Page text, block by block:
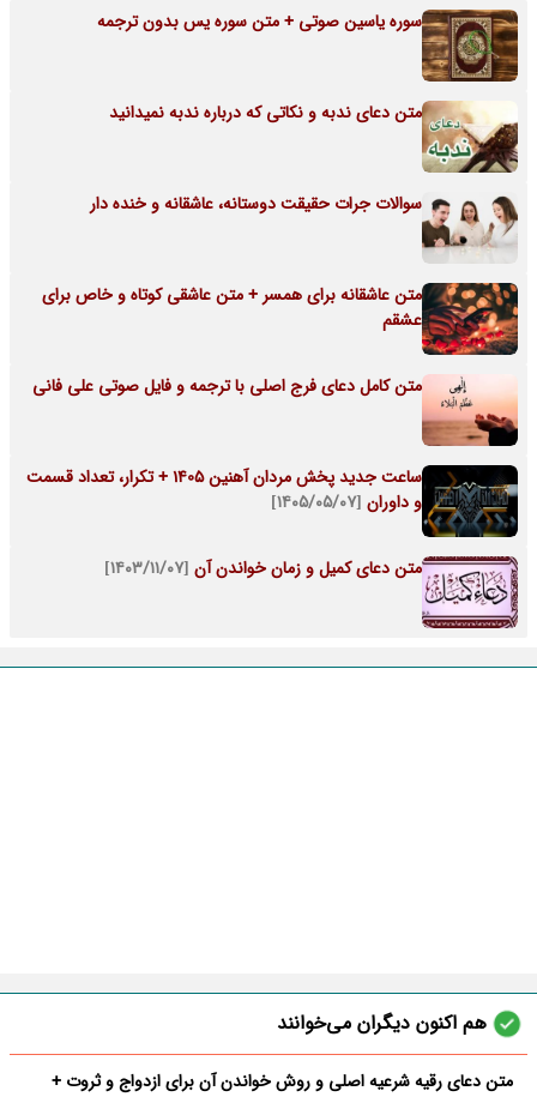
سوره یاسین صوتی + متن سوره یس بدون ترجمه
متن دعای ندبه و نکاتی که درباره ندبه نمیدانید
سوالات جرات حقیقت دوستانه، عاشقانه و خنده دار
متن عاشقانه برای همسر + متن عاشقی کوتاه و خاص برای
عشقم
متن کامل دعای فرج اصلی با ترجمه و فایل صوتی علی فانی
ساعت جدید پخش مردان آهنین 1405 + تکرار، تعداد قسمت
و داوران [۱۴۰۵/۰۵/۰۷]
متن دعای کمیل و زمان خواندن آن [۱۴۰۳/۱۱/۰۷]
هم اکنون دیگران می‌خوانند
متن دعای رقیه شرعیه اصلی و روش خواندن آن برای ازدواج و ثروت +